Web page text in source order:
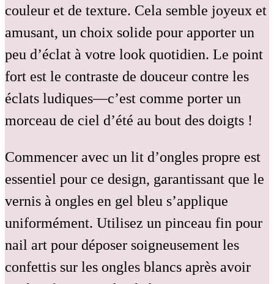
couleur et de texture. Cela semble joyeux et
amusant, un choix solide pour apporter un
peu d’éclat à votre look quotidien. Le point
fort est le contraste de douceur contre les
éclats ludiques—c’est comme porter un
morceau de ciel d’été au bout des doigts !
Commencer avec un lit d’ongles propre est
essentiel pour ce design, garantissant que le
vernis à ongles en gel bleu s’applique
uniformément. Utilisez un pinceau fin pour
nail art pour déposer soigneusement les
confettis sur les ongles blancs après avoir